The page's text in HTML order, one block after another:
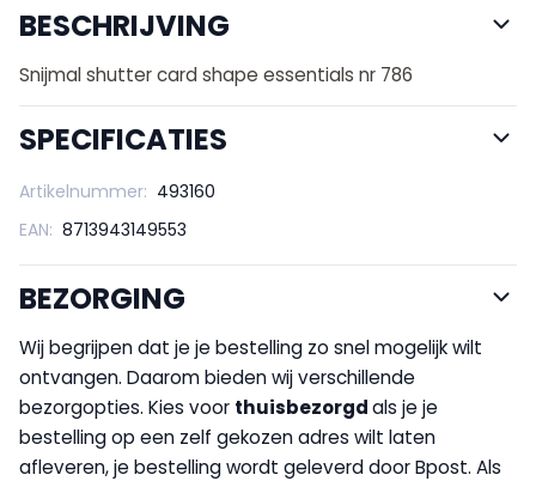
BESCHRIJVING
Snijmal shutter card shape essentials nr 786
SPECIFICATIES
Artikelnummer: 493160
EAN: 8713943149553
BEZORGING
Wij begrijpen dat je je bestelling zo snel mogelijk wilt
ontvangen. Daarom bieden wij verschillende
bezorgopties. Kies voor thuisbezorgdals je je
bestelling op een zelf gekozen adres wilt laten
afleveren, je bestelling wordt geleverd door Bpost. Als